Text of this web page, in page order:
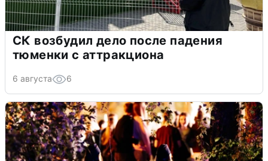
СК возбудил дело после падения
тюменки с аттракциона
6 августа 6